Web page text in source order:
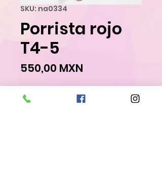
SKU: na0334
Porrista rojo
T4-5
550,00 MXN
Agregar al carrito